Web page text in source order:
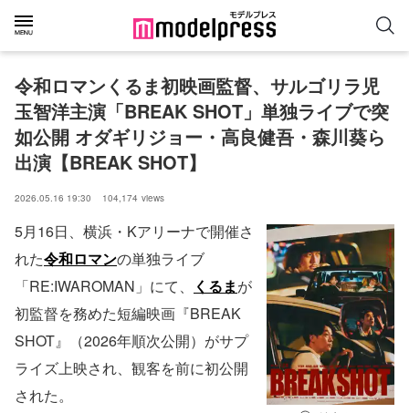
令和ロマンくるま初映画監督、サルゴリラ児
玉智洋主演「BREAK SHOT」単独ライブで突
如公開 オダギリジョー・高良健吾・森川葵ら
出演【BREAK SHOT】
2026.05.16 19:30 104,174 views
5月16日、横浜・Kアリーナで開催さ
れた令和ロマンの単独ライブ
「RE:IWAROMAN」にて、
くるまが
初監督を務めた短編映画『BREAK
SHOT』（2026年順次公開）がサプ
ライズ上映され、観客を前に初公開
された。